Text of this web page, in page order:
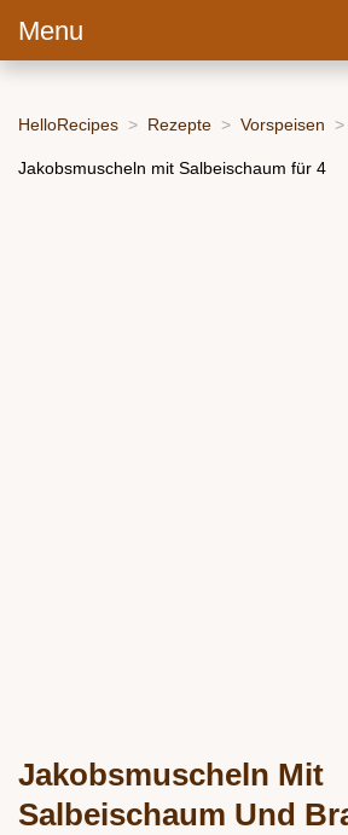
Menu
HelloRecipes Rezepte Vorspeisen
Jakobsmuscheln mit Salbeischaum für 4
Jakobsmuscheln Mit
Salbeischaum Und